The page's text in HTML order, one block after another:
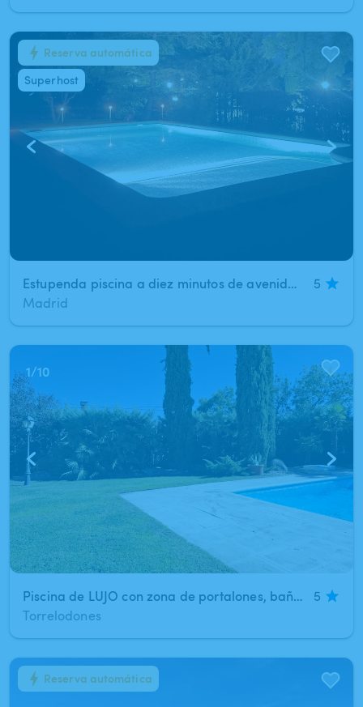
1/18
Estupenda piscina a diez minutos de avenida de America en ( Madrid )
5
Madrid
Reserva automática
Superhost
1/10
Piscina de LUJO con zona de portalones, baño privado y BBQ
5
Torrelodones
1/15Reserva automática